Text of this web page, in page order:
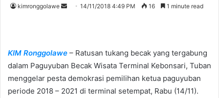
kimronggolawe
a
n
e
m
14/11/2018 4:49 PM 16 1 minute read
KIM Ronggolawe – Ratusan tukang becak yang tergabung
dalam Paguyuban Becak Wisata Terminal Kebonsari, Tuban
menggelar pesta demokrasi pemilihan ketua paguyuban
periode 2018 – 2021 di terminal setempat, Rabu (14/11).